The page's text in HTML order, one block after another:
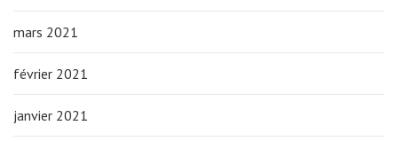
mars 2021
février 2021
janvier 2021